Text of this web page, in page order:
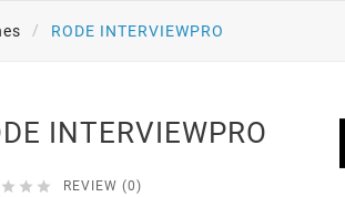
RODE INTERVIEWPRO
INTERVIEWPRO
   REVIEW (0)